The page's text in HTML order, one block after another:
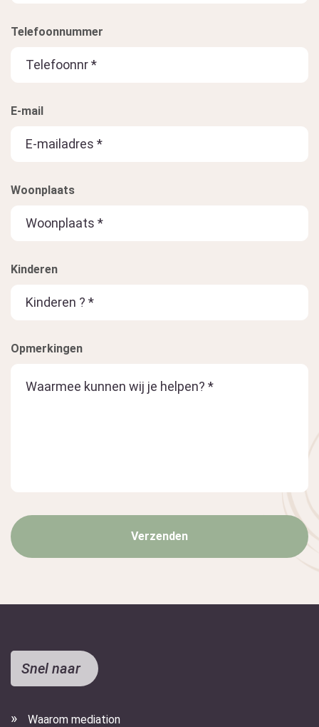
Telefoonnummer
E-mail
Woonplaats
Kinderen
Opmerkingen
Snel naar
Waarom mediation